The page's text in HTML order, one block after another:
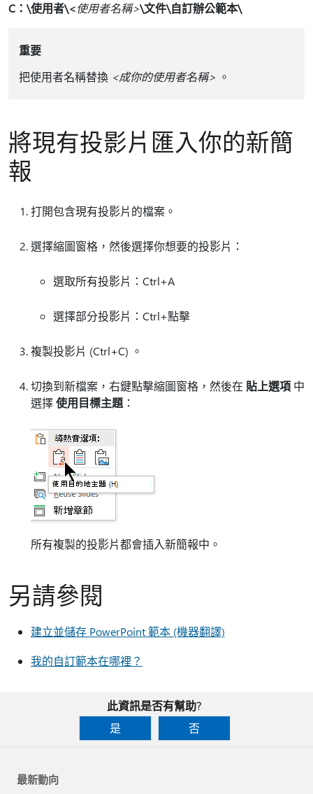
C：\使用者\<使用者名稱>\文件\自訂辦公範本\
重要
把使用者名稱替換 <成你的使用者名稱> 。
將現有投影片匯入你的新簡
報
打開包含現有投影片的檔案。
選擇縮圖窗格，然後選擇你想要的投影片：
選取所有投影片：Ctrl+A
選擇部分投影片：Ctrl+點擊
複製投影片 (Ctrl+C) 。
切換到新檔案，右鍵點擊縮圖窗格，然後在 貼上選項 中
選擇使用目標主題 ：
所有複製的投影片都會插入新簡報中。
另請參閱
建立並儲存 PowerPoint 範本 (機器翻譯)
我的自訂範本在哪裡？
此資訊是否有幫助?
是
否
最新動向